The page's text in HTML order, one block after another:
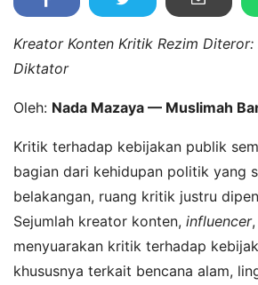
Kreator Konten Kritik Rezim
Diktator
Oleh: Nada Mazaya — Muslimah
Kritik terhadap kebijakan publik
bagian dari kehidupan politik yang
belakangan, ruang kritik justru
Sejumlah kreator konten, influencer
menyuarakan kritik terhadap
khususnya terkait bencana alam,